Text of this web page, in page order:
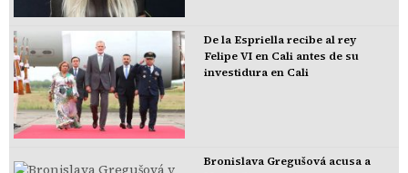
De la Espriella recibe al rey
Felipe VI en Cali antes de su
investidura en Cali
Bronislava Gregušová acusa a